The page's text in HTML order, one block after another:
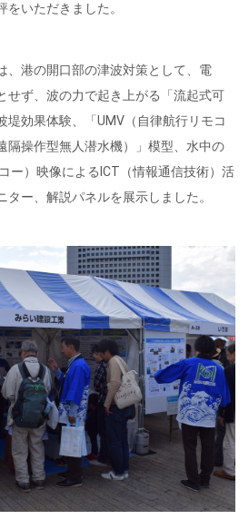
いただきました。
、港の開口部の津波対策として、電
せず、波の力で起き上がる「流起式可
堤効果体験、「UMV（自律航行リモコ
隔操作型無人潜水機）」模型、水中の
ー）映像によるICT（情報通信技術）活
ター、解説パネルを展示しました。